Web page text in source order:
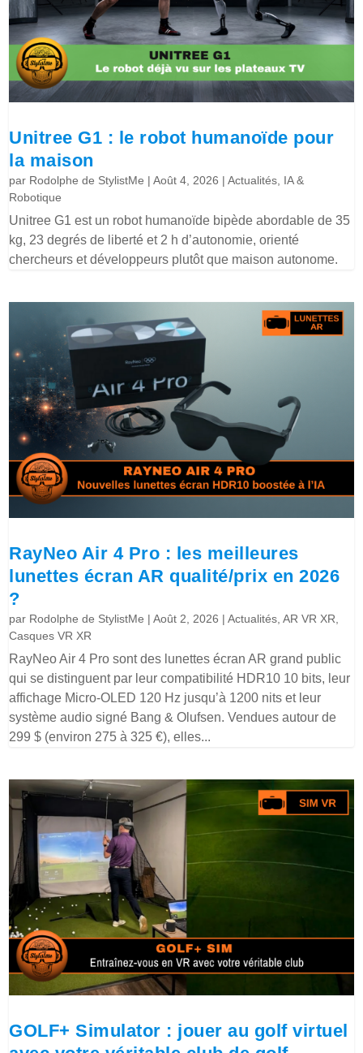
Unitree G1 : le robot humanoïde pour
la maison
par Rodolphe de StylistMe |Août 4, 2026 |Actualités IA &
Robotique
Unitree G1 est un robot humanoïde bipède abordable de 35
kg, 23 degrés de liberté et 2 h d’autonomie, orienté
chercheurs et développeurs plutôt que maison autonome.
RayNeo Air 4 Pro : les meilleures
lunettes écran AR qualité/prix en 2026
?
par Rodolphe de StylistMe |Août 2, 2026 |Actualités ,AR VR XR
Casques VR XR
RayNeo Air 4 Pro sont des lunettes écran AR grand public
qui se distinguent par leur compatibilité HDR10 10 bits, leur
affichage Micro-OLED 120 Hz jusqu’à 1200 nits et leur
système audio signé Bang & Olufsen. Vendues autour de
299 $ (environ 275 à 325 €), elles...
GOLF+ Simulator : jouer au golf virtuel